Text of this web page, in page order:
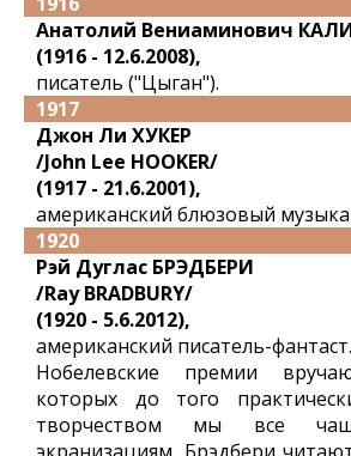
Анатолий Вениаминович
(1916 - 12.6.2008),
писатель ("Цыган").
1917
Джон Ли ХУКЕР
/John Lee HOOKER/
(1917 - 21.6.2001),
американский блюзовый
1920
Рэй Дуглас БРЭДБЕРИ
/Ray BRADBURY/
(1920 - 5.6.2012),
американский писатель-фантаст.
Нобелевские премии
которых до того
творчеством мы все